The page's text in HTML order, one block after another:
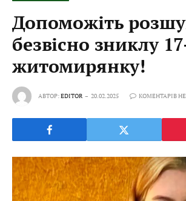
Допоможіть
безвісно зниклу
житомирянку!
АВТОР:EDITOR 20.02.2025 КОМЕНТАРІВ